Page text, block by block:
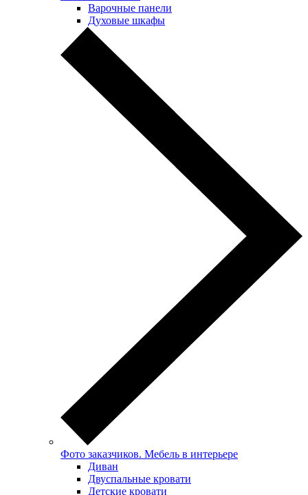
Варочные панели
Духовые шкафы
Фото заказчиков. Мебель в интерьере
Диван
Двуспальные кровати
Детские кровати